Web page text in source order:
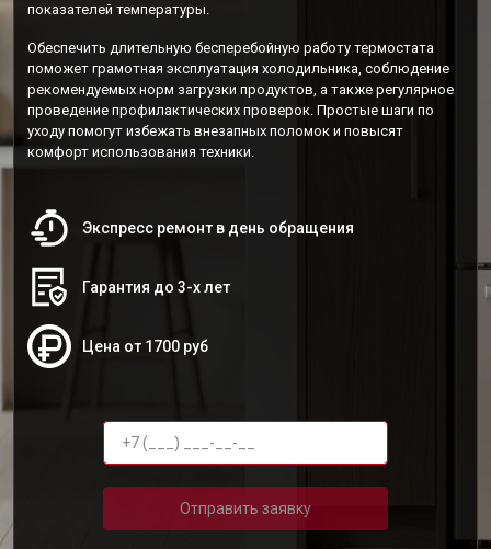
показателей температуры.
Обеспечить длительную бесперебойную работу термостата
поможет грамотная эксплуатация холодильника, соблюдение
рекомендуемых норм загрузки продуктов, а также регулярное
проведение профилактических проверок. Простые шаги по
уходу помогут избежать внезапных поломок и повысят
комфорт использования техники.
Экспресс ремонт в день обращения
Гарантия до 3-х лет
Цена от 1700 руб
Отправить заявку